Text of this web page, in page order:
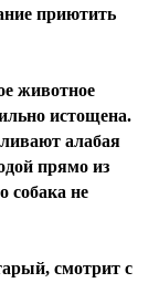
приютить
животное
истощена.
алабая
прямо из
собака не
смотрит с